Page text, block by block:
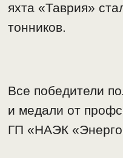
яхта «Таврия»
тонников.
Все победители
и медали от
ГП «НАЭК